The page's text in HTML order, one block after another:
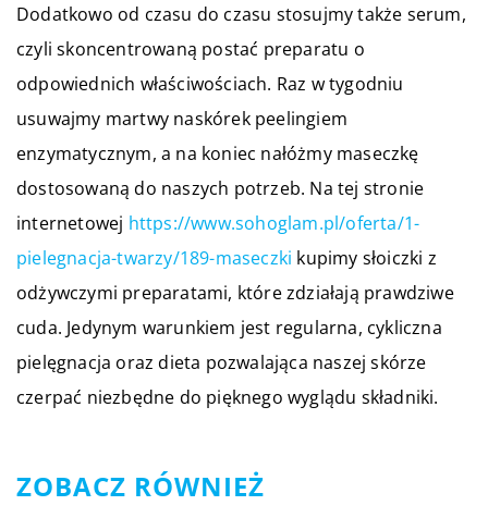
Dodatkowo od czasu do czasu stosujmy także serum,
czyli skoncentrowaną postać preparatu o
odpowiednich właściwościach. Raz w tygodniu
usuwajmy martwy naskórek peelingiem
enzymatycznym, a na koniec nałóżmy maseczkę
dostosowaną do naszych potrzeb. Na tej stronie
internetowej https://www.sohoglam.pl/oferta/1-
pielegnacja-twarzy/189-maseczki kupimy słoiczki z
odżywczymi preparatami, które zdziałają prawdziwe
cuda. Jedynym warunkiem jest regularna, cykliczna
pielęgnacja oraz dieta pozwalająca naszej skórze
czerpać niezbędne do pięknego wyglądu składniki.
ZOBACZ RÓWNIEŻ